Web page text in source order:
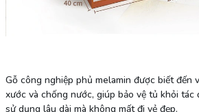
Gỗ công nghiệp phủ melamin được biết đến
xước và chống nước, giúp bảo vệ tủ khỏi tác
sử dụng lâu dài mà không mất đi vẻ đẹp.